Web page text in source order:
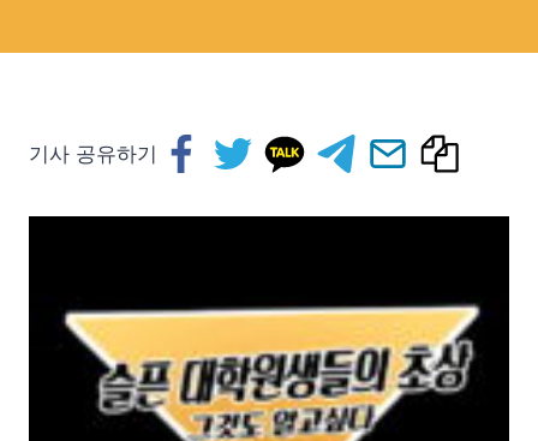
기사 공유하기